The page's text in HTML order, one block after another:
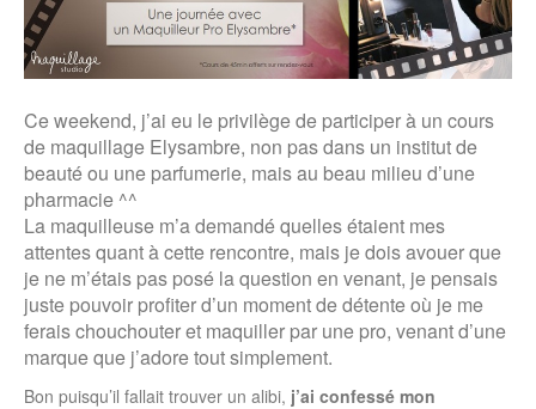
Ce weekend, j’ai eu le privilège de participer à un cours
de maquillage Elysambre, non pas dans un institut de
beauté ou une parfumerie, mais au beau milieu d’une
pharmacie ^^
La maquilleuse m’a demandé quelles étaient mes
attentes quant à cette rencontre, mais je dois avouer que
je ne m’étais pas posé la question en venant, je pensais
juste pouvoir profiter d’un moment de détente où je me
ferais chouchouter et maquiller par une pro, venant d’une
marque que j’adore tout simplement.
Bon puisqu’il fallait trouver un alibi, j’ai confessé mon